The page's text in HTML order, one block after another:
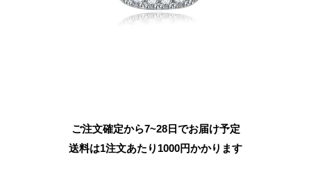
ご注文確定から7~28日でお届け予定
送料は1注文あたり 1000円かかります